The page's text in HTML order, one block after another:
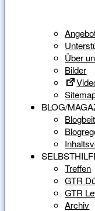
Über
Bilder
BLOG/
Treffen
GTR
GTR
Archiv